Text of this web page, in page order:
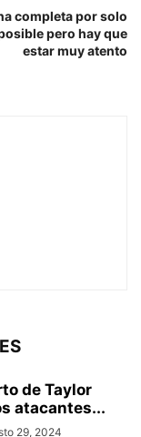
completa por solo
pero hay que
estar muy atento
de Taylor
atacantes...
29, 2024